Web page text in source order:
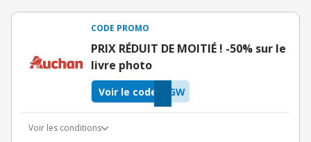
CODE PROMO
PRIX RÉDUIT DE MOITIÉ ! -50% sur le
livre photo
BGW
Voir le code
Voir les conditions